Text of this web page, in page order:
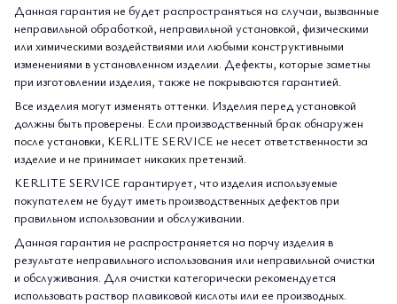
Данная гарантия не будет распространяться на случаи, вызванные
неправильной обработкой, неправильной установкой, физическими
или химическими воздействиями или любыми конструктивными
изменениями в установленном изделии. Дефекты, которые заметны
при изготовлении изделия, также не покрываются гарантией.
Все изделия могут изменять оттенки. Изделия перед установкой
должны быть проверены. Если производственный брак обнаружен
после установки, KERLITE SERVICE не несет ответственности за
изделие и не принимает никаких претензий.
KERLITE SERVICE гарантирует, что изделия используемые
покупателем не будут иметь производственных дефектов при
правильном использовании и обслуживании.
Данная гарантия не распространяется на порчу изделия в
результате неправильного использования или неправильной очистки
и обслуживания. Для очистки категорически рекомендуется
использовать раствор плавиковой кислоты или ее производных.